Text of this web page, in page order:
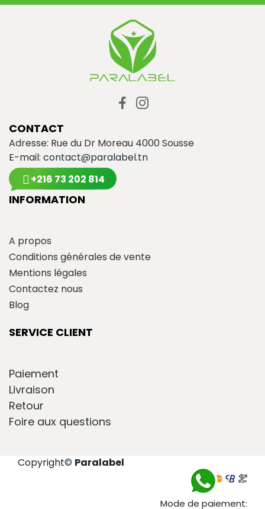
CONTACT
Adresse: Rue du Dr Moreau 4000 Sousse
E-mail: contact@paralabel.tn
+216 73 202 814
INFORMATION
A propos
Conditions générales de vente
Mentions légales
Contactez nous
Blog
SERVICE CLIENT
Paiement
Livraison
Retour
Foire aux questions
Copyright© Paralabel
Mode de paiement: